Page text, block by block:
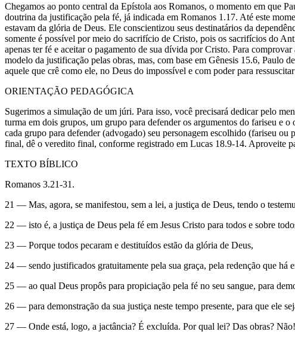
Chegamos ao ponto central da Epístola aos Romanos, o momento em que
doutrina da justificação pela fé, já indicada em Romanos 1.17. Até este
estavam da glória de Deus. Ele conscientizou seus destinatários da
somente é possível por meio do sacrifício de Cristo, pois os sacrifícios do
apenas ter fé e aceitar o pagamento de sua dívida por Cristo. Para
modelo da justificação pelas obras, mas, com base em Gênesis 15.6, Paulo
aquele que crê como ele, no Deus do impossível e com poder para
ORIENTAÇÃO PEDAGÓGICA
Sugerimos a simulação de um júri. Para isso, você precisará dedicar pelo
turma em dois grupos, um grupo para defender os argumentos do fariseu e
cada grupo para defender (advogado) seu personagem escolhido (fariseu
final, dê o veredito final, conforme registrado em Lucas 18.9-14. Aproveite
TEXTO BÍBLICO
Romanos 3.21-31.
21 — Mas, agora, se manifestou, sem a lei, a justiça de Deus, tendo o
22 — isto é, a justiça de Deus pela fé em Jesus Cristo para todos e sobre
23 — Porque todos pecaram e destituídos estão da glória de Deus,
24 — sendo justificados gratuitamente pela sua graça, pela redenção que há
25 — ao qual Deus propôs para propiciação pela fé no seu sangue, para
26 — para demonstração da sua justiça neste tempo presente, para que ele
27 — Onde está, logo, a jactância? É excluída. Por qual lei? Das obras?